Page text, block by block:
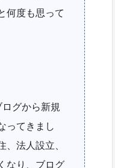
何度も思って
グから新規
ってきまし
、法人設立、
なり、ブログ